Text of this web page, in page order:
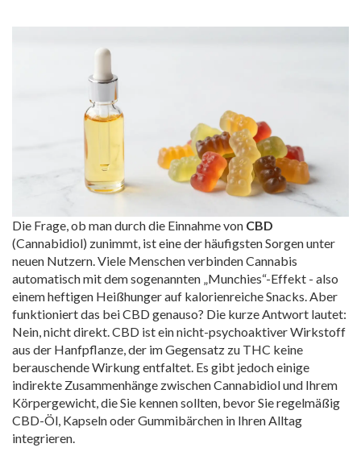
Die Frage, ob man durch die Einnahme von CBD
(Cannabidiol) zunimmt, ist eine der häufigsten Sorgen unter
neuen Nutzern. Viele Menschen verbinden Cannabis
automatisch mit dem sogenannten „Munchies“-Effekt - also
einem heftigen Heißhunger auf kalorienreiche Snacks. Aber
funktioniert das bei CBD genauso? Die kurze Antwort lautet:
Nein, nicht direkt. CBD ist ein nicht-psychoaktiver Wirkstoff
aus der Hanfpflanze, der im Gegensatz zu THC keine
berauschende Wirkung entfaltet. Es gibt jedoch einige
indirekte Zusammenhänge zwischen Cannabidiol und Ihrem
Körpergewicht, die Sie kennen sollten, bevor Sie regelmäßig
CBD-Öl , Kapseln oder Gummibärchen in Ihren Alltag
integrieren.